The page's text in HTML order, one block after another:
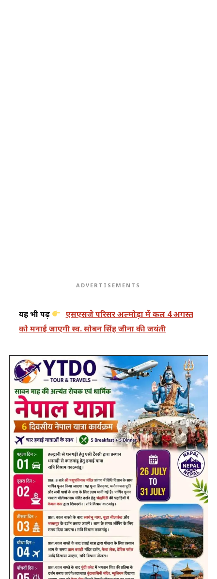
ADVERTISEMENTS
यह भी पढ़ें
एसएसजे परिसर अल्मोड़ा में कल 4 अगस्त
को मनाई जाएगी स्व. सोबन सिंह जीना की जयंती